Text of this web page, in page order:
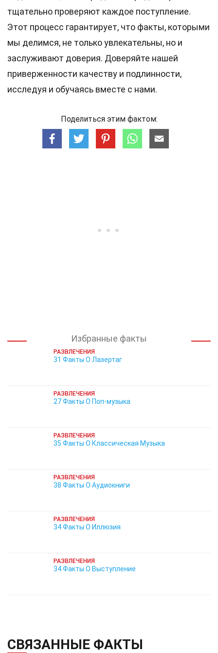
тщательно проверяют каждое поступление.
Этот процесс гарантирует, что факты, которыми
мы делимся, не только увлекательны, но и
заслуживают доверия. Доверяйте нашей
приверженности качеству и подлинности,
исследуя и обучаясь вместе с нами.
Поделиться этим фактом:
Избранные факты
РАЗВЛЕЧЕНИЯ
31 Факты О Лазертаг
РАЗВЛЕЧЕНИЯ
27 Факты О Поп-музыка
РАЗВЛЕЧЕНИЯ
35 Факты О Классическая Музыка
РАЗВЛЕЧЕНИЯ
38 Факты О Аудиокниги
РАЗВЛЕЧЕНИЯ
34 Факты О Иллюзия
РАЗВЛЕЧЕНИЯ
34 Факты О Выступление
СВЯЗАННЫЕ ФАКТЫ